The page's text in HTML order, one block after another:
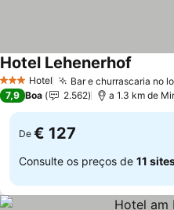
3 EstrelasHotel Bar e churrascaria no
Hotel Lehenerhof
7,9 Boa 2.562 a 1.3 km de
De € 127
Consulte os preços de 11